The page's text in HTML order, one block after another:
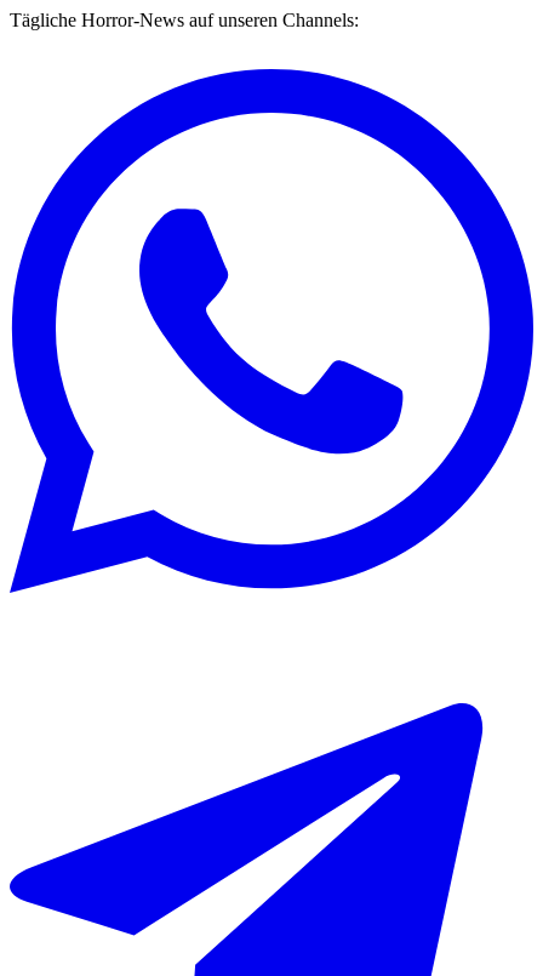
Tägliche Horror-News auf unseren Channels: